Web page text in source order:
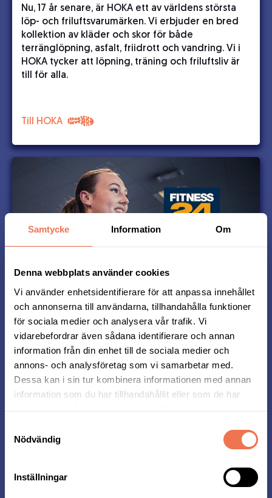
Samtycke Information Om
Denna webbplats använder cookies
Vi använder enhetsidentifierare för att anpassa innehållet
och annonserna till användarna, tillhandahålla funktioner
för sociala medier och analysera vår trafik. Vi
vidarebefordrar även sådana identifierare och annan
information från din enhet till de sociala medier och
annons- och analysföretag som vi samarbetar med.
Dessa kan i sin tur kombinera informationen med annan
information som du har tillhandahållit eller som de har
samlat in när du har använt deras tjänster.
Nödvändig
Inställningar
Nu, 17 år senare, är HOKA ett av världens största
löp- och friluftsvarumärken. Vi erbjuder en bred
kollektion av kläder och skor för både
terränglöpning, asfalt, friidrott och vandring. Vi i
HOKA tycker att löpning, träning och friluftsliv är
till för alla.
Till HOKA
Fitness 24 Seven
För oss är det enkelt – alla ska ha möjlighet att
träna, oavsett vem du är.Som stolt
samarbetspartner till Midnattsloppet vill vi
inspirera fler att röra på sig och må bra. Med vårt
och tjejgym ingår dessutom i medlemskapet, helt
utan extra kostnad. Vi tror på tillgänglig träning